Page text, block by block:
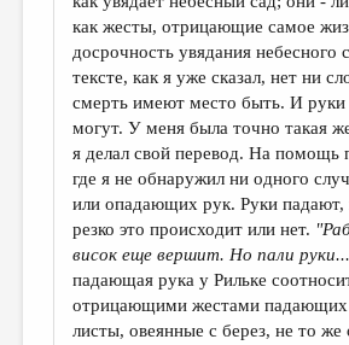
как жесты, отрицающие самое
досрочность увядания небесного
тексте, как я уже сказал, нет ни
смерть имеют место быть. И руки
могут. У меня была точно такая
я делал свой перевод. На
где я не обнаружил ни одного
или опадающих рук. Руки падают,
резко это происходит или нет.
висок еще вершит. Но пали
падающая рука у Рильке
отрицающими жестами падающих
листы, овеянные с берез, не то же